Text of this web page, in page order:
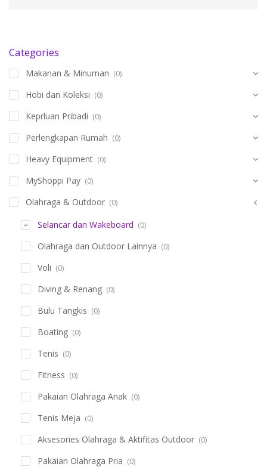
Categories
Makanan & Minuman (0)
Hobi dan Koleksi (0)
Keprluan Pribadi (0)
Perlengkapan Rumah (0)
Heavy Equipment (0)
MyShoppi Pay (0)
Olahraga & Outdoor (0)
Selancar dan Wakeboard (0)
Olahraga dan Outdoor Lainnya (0)
Voli (0)
Diving & Renang (0)
Bulu Tangkis (0)
Boating (0)
Tenis (0)
Fitness (0)
Pakaian Olahraga Anak (0)
Tenis Meja (0)
Aksesories Olahraga & Aktifitas Outdoor (0)
Pakaian Olahraga Pria (0)